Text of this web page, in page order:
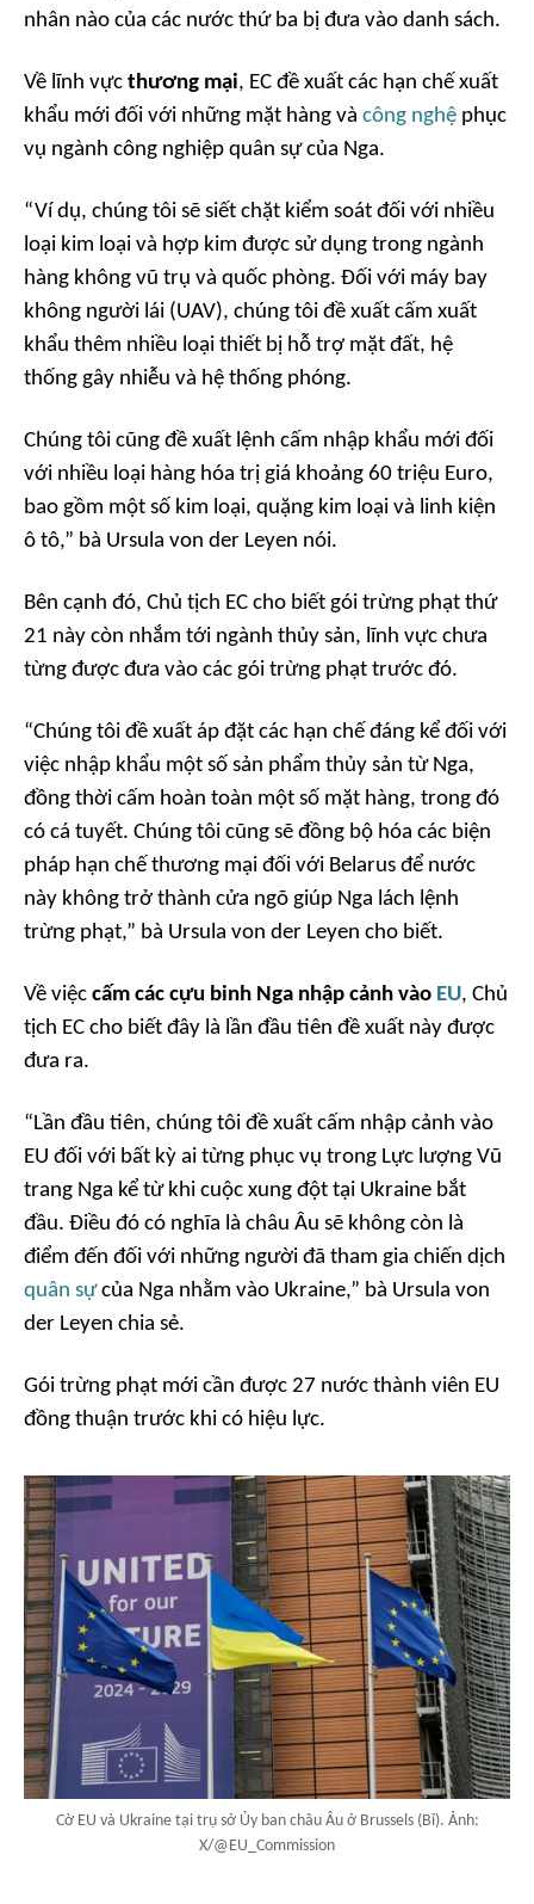
nhân nào của các nước thứ ba bị đưa vào danh sách.
Về lĩnh vực thương mại, EC đề xuất các hạn chế xuất
khẩu mới đối với những mặt hàng và công nghệ phục
vụ ngành công nghiệp quân sự của Nga.
“Ví dụ, chúng tôi sẽ siết chặt kiểm soát đối với nhiều
loại kim loại và hợp kim được sử dụng trong ngành
hàng không vũ trụ và quốc phòng. Đối với máy bay
không người lái (UAV), chúng tôi đề xuất cấm xuất
khẩu thêm nhiều loại thiết bị hỗ trợ mặt đất, hệ
thống gây nhiễu và hệ thống phóng.
Chúng tôi cũng đề xuất lệnh cấm nhập khẩu mới đối
với nhiều loại hàng hóa trị giá khoảng 60 triệu Euro,
bao gồm một số kim loại, quặng kim loại và linh kiện
ô tô,” bà Ursula von der Leyen nói.
Bên cạnh đó, Chủ tịch EC cho biết gói trừng phạt thứ
21 này còn nhắm tới ngành thủy sản, lĩnh vực chưa
từng được đưa vào các gói trừng phạt trước đó.
“Chúng tôi đề xuất áp đặt các hạn chế đáng kể đối với
việc nhập khẩu một số sản phẩm thủy sản từ Nga,
đồng thời cấm hoàn toàn một số mặt hàng, trong đó
có cá tuyết. Chúng tôi cũng sẽ đồng bộ hóa các biện
pháp hạn chế thương mại đối với Belarus để nước
này không trở thành cửa ngõ giúp Nga lách lệnh
trừng phạt,” bà Ursula von der Leyen cho biết.
Về việc cấm các cựu binh Nga nhập cảnh vào EU, Chủ
tịch EC cho biết đây là lần đầu tiên đề xuất này được
đưa ra.
“Lần đầu tiên, chúng tôi đề xuất cấm nhập cảnh vào
EU đối với bất kỳ ai từng phục vụ trong Lực lượng Vũ
trang Nga kể từ khi cuộc xung đột tại Ukraine bắt
đầu. Điều đó có nghĩa là châu Âu sẽ không còn là
điểm đến đối với những người đã tham gia chiến dịch
quân sựcủa Nga nhằm vào Ukraine,” bà Ursula von
der Leyen chia sẻ.
Gói trừng phạt mới cần được 27 nước thành viên EU
đồng thuận trước khi có hiệu lực.
Cờ EU và Ukraine tại trụ sở Ủy ban châu Âu ở Brussels (Bỉ). Ảnh:
X/@EU_Commission